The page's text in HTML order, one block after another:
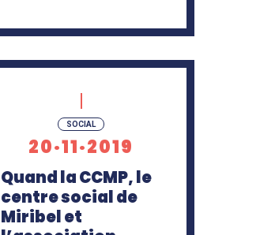
SOCIAL
20·11·2019
Quand la CCMP, le
centre social de
Miribel et